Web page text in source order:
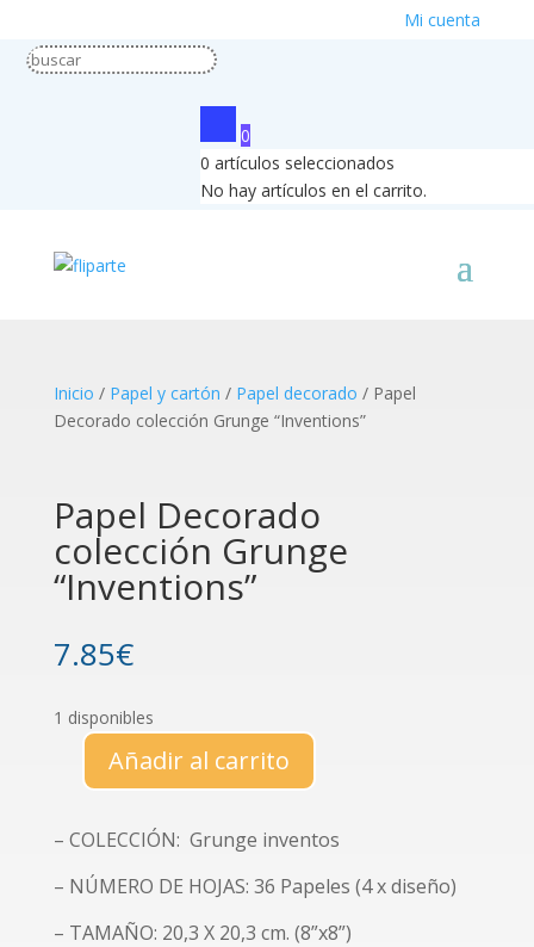
Mi cuenta
0
0 artículos seleccionados
No hay artículos en el carrito.
Inicio / Papel y cartón / Papel decorado / Papel
Decorado colección Grunge “Inventions”
Papel Decorado
colección Grunge
“Inventions”
7.85€
1 disponibles
colección
"Inventions"
Añadir al carrito
– COLECCIÓN: Grunge inventos
– NÚMERO DE HOJAS: 36 Papeles (4 x diseño)
– TAMAÑO: 20,3 X 20,3 cm. (8”x8”)